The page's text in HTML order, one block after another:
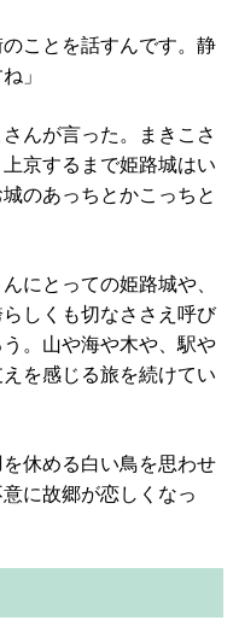
ことを話すんです。静
」
んが言った。まきこさ
京するまで姫路城はい
のあっちとかこっちと
にとっての姫路城や、
しくも切なささえ呼び
。山や海や木や、駅や
を感じる旅を続けてい
休める白い鳥を思わせ
に故郷が恋しくなっ